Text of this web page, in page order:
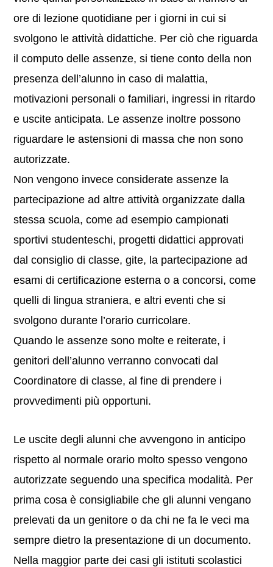
ore di lezione quotidiane per i giorni in cui si
svolgono le attività didattiche. Per ciò che riguarda
il computo delle assenze, si tiene conto della non
presenza dell’alunno in caso di malattia,
motivazioni personali o familiari, ingressi in ritardo
e uscite anticipata. Le assenze inoltre possono
riguardare le astensioni di massa che non sono
autorizzate.
Non vengono invece considerate assenze la
partecipazione ad altre attività organizzate dalla
stessa scuola, come ad esempio campionati
sportivi studenteschi, progetti didattici approvati
dal consiglio di classe, gite, la partecipazione ad
esami di certificazione esterna o a concorsi, come
quelli di lingua straniera, e altri eventi che si
svolgono durante l’orario curricolare.
Quando le assenze sono molte e reiterate, i
genitori dell’alunno verranno convocati dal
Coordinatore di classe, al fine di prendere i
provvedimenti più opportuni.
Le uscite degli alunni che avvengono in anticipo
rispetto al normale orario molto spesso vengono
autorizzate seguendo una specifica modalità. Per
prima cosa è consigliabile che gli alunni vengano
prelevati da un genitore o da chi ne fa le veci ma
sempre dietro la presentazione di un documento.
Nella maggior parte dei casi gli istituti scolastici